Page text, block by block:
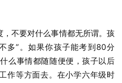
不要对什么事情都无所谓。孩
多”。如果你孩子能考到80分
么事情都随随便便，孩子以后
作等方面去。在小学六年级时